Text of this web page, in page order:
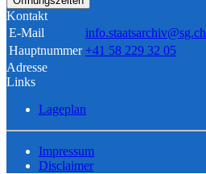
Kontakt
E-Mail
info.staatsarchiv@sg.ch
Hauptnummer +41 58 229 32 05
Adresse
Links
Lageplan
Impressum
Disclaimer